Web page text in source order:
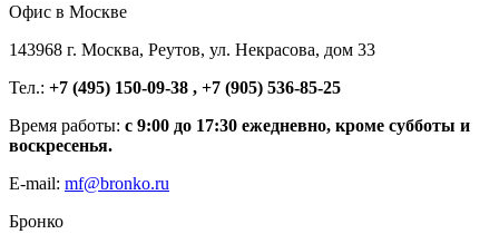
Офис в Москве
143968 г. Москва, Реутов, ул. Некрасова, дом 33
Тел.: +7 (495) 150-09-38 , +7 (905) 536-85-25
Время работы: с 9:00 до 17:30 ежедневно, кроме субботы и
воскресенья.
E-mail: mf@bronko.ru
Бронко